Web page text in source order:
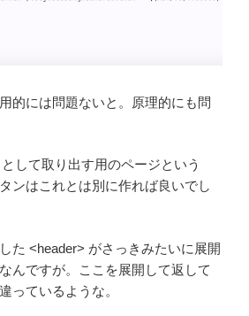
的には問題ないと。原理的にも問
して取り出す用のページという
ンはこれとは別に作れば良いでし
た <header> がさっきみたいに展開
んですが。ここを展開して返して
っているような。